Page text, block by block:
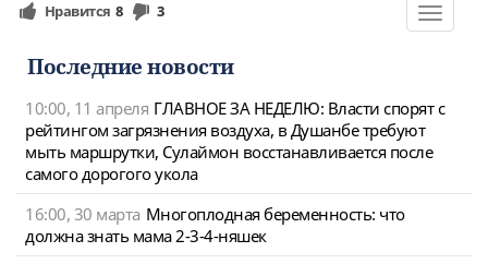
Toggle
Нравится 8 3
Последние новости
10:00, 11 апреля ГЛАВНОЕ ЗА НЕДЕЛЮ: Власти спорят с
рейтингом загрязнения воздуха, в Душанбе требуют
мыть маршрутки, Сулаймон восстанавливается после
самого дорогого укола
16:00, 30 марта Многоплодная беременность: что
должна знать мама 2-3-4-няшек